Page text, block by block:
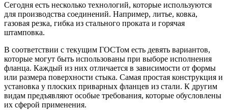
Сегодня есть несколько технологий, которые используются
для производства соединений. Например, литье, ковка,
газовая резка, гибка из стального проката и горячая
штамповка.
В соответствии с текущим ГОСТом есть девять вариантов,
которые могут быть использованы при выборе исполнения
фланца. Каждый из них отличается в зависимости от формы
или размера поверхности стыка. Самая простая конструкция и
установка у плоских приварных фланцев из стали. К другим
видам предъявляют особые требования, которые обусловлены
их сферой применения.